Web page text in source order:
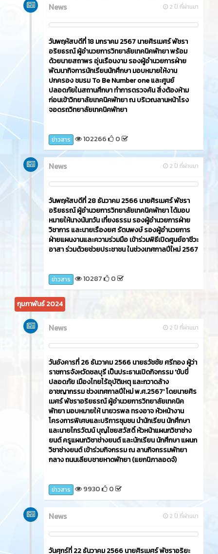
2 ปี ที่ผ่านมา
News
วันพฤหัสบดีที่ 18 มกราคม 2567 นายศิรเมศร์ พัชรา
อริยธรณ์ ผู้อำนวยการวิทยาลัยเทคนิคพัทยา พร้อม
ด้วยนายสถาพร อุ่นเรือนงาม รองผู้อำนวยการฝ่าย
พัฒนากิจการนักเรียนนักศึกษา มอบหมายให้งาน
ปกครอง ชมรม To Be Number one และศูนย์
ปลอดภัยในสถานศึกษา ทำการตรวจค้น สิ่งต้องห้าม
ก่อนเข้าวิทยาลัยเทคนิคพัทยา ณ บริเวณลานหน้าโรง
จอดรถวิทยาลัยเทคนิคพัทยา
ข่าวสาร 102266 0
2 ปี ที่ผ่านมา
News
วันพฤหัสบดีที่ 28 ธันวาคม 2566 นายศิรเมศร์ พัชรา
อริยธรณ์ ผู้อำนวยการวิทยาลัยเทคนิคพัทยา ได้มอบ
หมายให้นางนันทวัน เที่ยงธรรม รองผู้อำนวยการฝ่าย
วิชาการ และนายเรืองยศ รัตนพงษ์ รองผู้อำนวยการ
ฝ่ายแผนงานและความร่วมมือ เข้าร่วมพิธีเปิดศูนย์อาชีวะ
อาสา ร่วมด้วยช่วยประชาชน ในช่วงเทศกาลปีใหม่ 2567
ข่าวสาร 10287 0
กุมภาพันธ์ 2024
2 ปี ที่ผ่านมา
News
วันอังคารที่ 26 ธันวาคม 2566​ นายธวัชชัย ศรีทอง ผู้ว่า
ราชการจังหวัดชลบุรี เป็นประธานเปิดกิจกรรม 'ขับขี่
ปลอดภัย เมืองไทยไร้อุบัติเหตุ และกวาดล้าง
อาชญากรรม ช่วงเทศกาลปีใหม่ พ.ศ.2567' โดยนายศิร
เมศร์ พัชราอริยธรณ์ ผู้อำนวยการวิทยาลัยเทคนิค
พัทยา มอบหมายให้ นายวรพล ทรงอาจ หัวหน้างาน
โครงการพิเศษและบริการชุมชน นำนักเรียน นักศึกษา
และนายไกรวัฒน์ บุญไชยสวัสดิ์ หัวหน้าแผนกวิชาช่าง
ยนต์ ครูแผนกวิชาช่างยนต์ และนักเรียน นักศึกษา แผนก
วิชาช่างยนต์ เข้าร่วมกิจกรรม ณ ลานกิจกรรมพัทยา
กลาง ถนนเลียบชายหาดพัทยา (แยกนิภาลอดจ์)
ข่าวสาร 9930 0
2 ปี ที่ผ่านมา
News
วันศุกร์ที่ 22 ธันวาคม 2566​ นายศิรเมศร์ พัชราอริยะ